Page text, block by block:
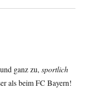
ganz zu,sportlich
als beim FC Bayern!